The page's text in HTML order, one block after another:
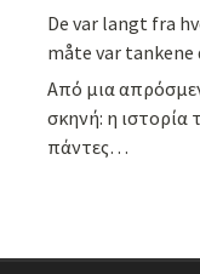
De var langt fra
måte var tankene
Από μια
σκηνή: η ιστορία
πάντες…